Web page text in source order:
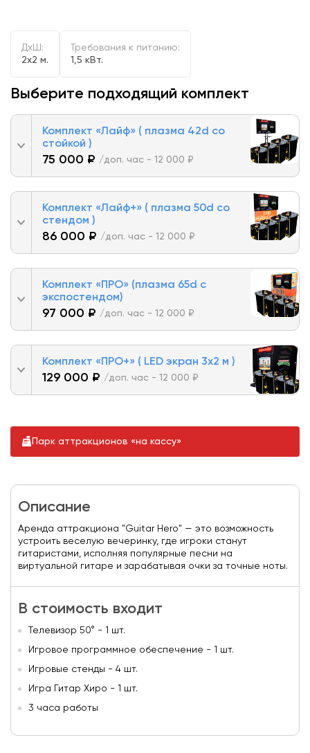
ДxШ:
2x2 м.
Требования к питанию:
1,5 кВт.
Выберите подходящий комплект
Комплект «Лайф» ( плазма 42d со
стойкой )
75 000 ₽ /доп. час - 12 000 ₽
Комплект «Лайф+» ( плазма 50d со
стендом )
86 000 ₽ /доп. час - 12 000 ₽
Комплект «ПРО» (плазма 65d с
экспостендом)
97 000 ₽ /доп. час - 12 000 ₽
Комплект «ПРО+» ( LED экран 3х2 м )
129 000 ₽ /доп. час - 12 000 ₽
Парк аттракционов «на кассу»
Описание
Aренда аттракциона "Guitar Hero" — это возможность
устроить веселую вечеринку, где игроки станут
гитаристами, исполняя популярные песни на
виртуальной гитаре и зарабатывая очки за точные ноты.
В стоимость входит
Телевизор 50° - 1 шт.
Игровое программное обеспечение - 1 шт.
Игровые стенды - 4 шт.
Игра Гитар Хиро - 1 шт.
3 часа работы